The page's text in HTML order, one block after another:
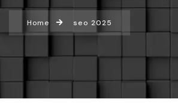
Home seo 2025